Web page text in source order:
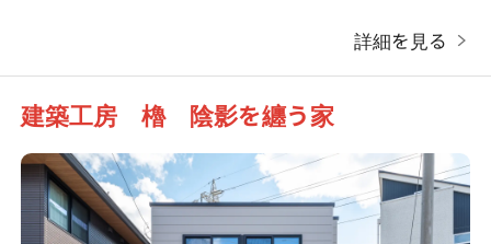
詳細を見る
建築工房 櫓 陰影を纏う家